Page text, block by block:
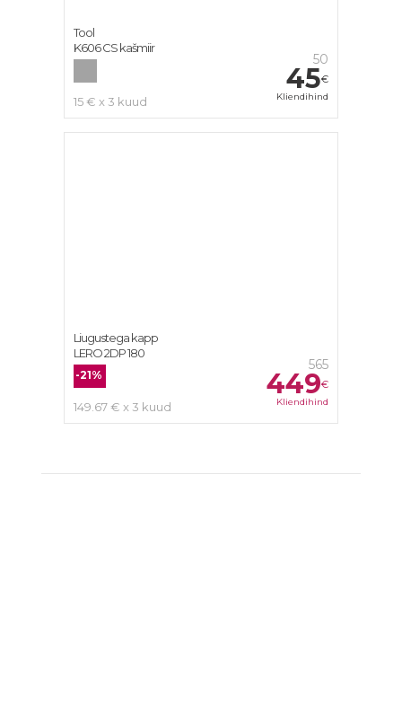
50
45€
Kliendihind
15 € x 3 kuud
Tool
K606 CS kašmiir
565
449€
Kliendihind
-21%
149.67 € x 3 kuud
Liugustega kapp
LERO 2DP 180